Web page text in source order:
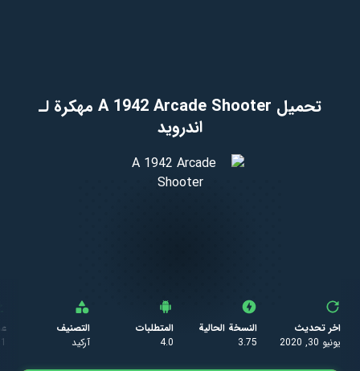
تحميل A 1942 Arcade Shooter مهكرة لـ
اندرويد
اخر تحديث
يونيو 30, 2020
النسخة الحالية
3.75
المتطلبات
4.0
التصنيف
آركيد